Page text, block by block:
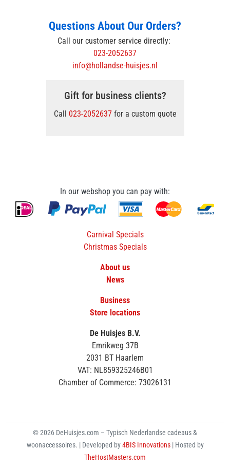
Questions About Our Orders?
Call our customer service directly:
023-2052637
info@hollandse-huisjes.nl
Gift for business clients?
Call 023-2052637for a custom quote
In our webshop you can pay with:
Carnival Specials
Christmas Specials
About us
News
Business
Store locations
De Huisjes B.V.
Emrikweg 37B
2031 BT Haarlem
VAT: NL859325246B01
Chamber of Commerce: 73026131
© 2026 DeHuisjes.com – Typisch Nederlandse cadeaus &
woonaccessoires. | Developed by4BIS Innovations | Hosted by
TheHostMasters.com